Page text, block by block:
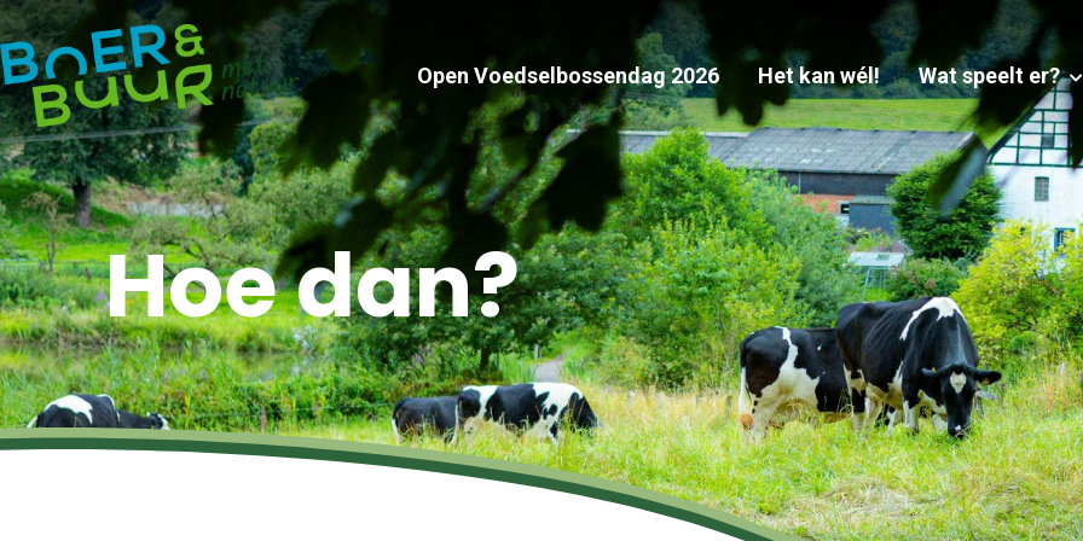
Open Voedselbossendag 2026 Het kan wél! Wat speelt er?
Hoe dan?